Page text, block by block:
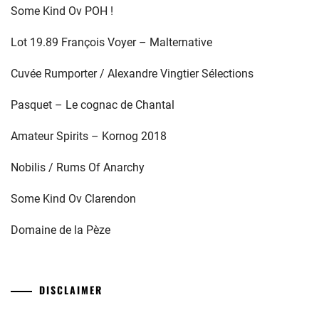
Some Kind Ov POH !
Lot 19.89 François Voyer – Malternative
Cuvée Rumporter / Alexandre Vingtier Sélections
Pasquet – Le cognac de Chantal
Amateur Spirits – Kornog 2018
Nobilis / Rums Of Anarchy
Some Kind Ov Clarendon
Domaine de la Pèze
DISCLAIMER